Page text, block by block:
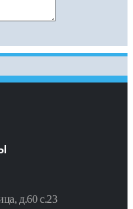
д.60 с.23